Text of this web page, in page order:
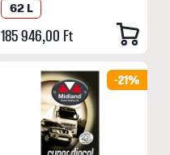
62 L
185 946,00 Ft
-21%